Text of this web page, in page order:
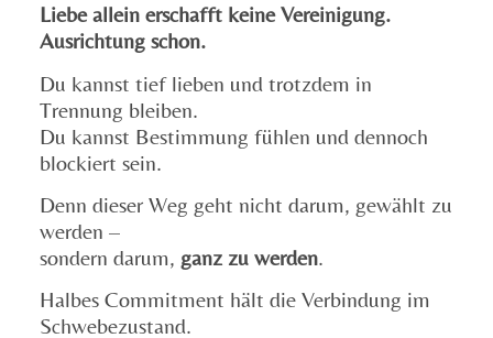
Liebe allein erschafft keine Vereinigung.
Ausrichtung schon.
Du kannst tief lieben und trotzdem in
Trennung bleiben.
Du kannst Bestimmung fühlen und dennoch
blockiert sein.
Denn dieser Weg geht nicht darum, gewählt zu
werden –
sondern darum, ganz zu werden.
Halbes Commitment hält die Verbindung im
Schwebezustand.